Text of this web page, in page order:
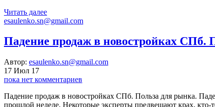
Читать далее
esaulenko.sn@gmail.com
Падение продаж в новостройках СПб.
Автор: esaulenko.sn@gmail.com
17 Июл 17
пока нет комментариев
Падение продаж в новостройках СПб. Польза для рынка.
прошлой неделе. Некоторые эксперты предвещают крах, кто-